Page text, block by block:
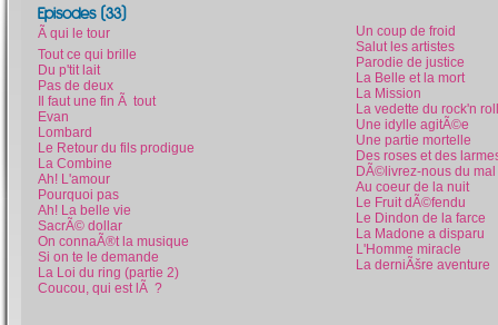
Episodes (33)
Ã qui le tour
Tout ce qui brille
Du p'tit lait
Pas de deux
Il faut une fin Ã tout
Evan
Lombard
Le Retour du fils prodigue
La Combine
Ah! L'amour
Pourquoi pas
Ah! La belle vie
SacrÃ© dollar
On connaÃ®t la musique
Si on te le demande
La Loi du ring (partie 2)
Coucou, qui est lÃ ?
Un coup de froid
Salut les artistes
Parodie de justice
La Belle et la mort
La Mission
La vedette du rock'n
Une idylle agitÃ©e
Une partie mortelle
Des roses et des
DÃ©livrez-nous du mal
Au coeur de la nuit
Le Fruit dÃ©fendu
Le Dindon de la farce
La Madone a disparu
L'Homme miracle
La derniÃšre aventure